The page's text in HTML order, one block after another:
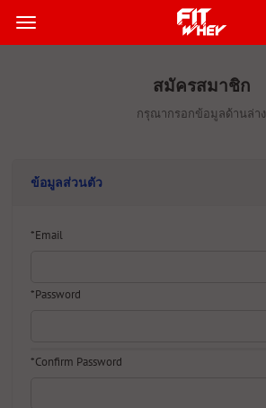
สมัครสมาชิก
กรุณากรอกข้อมูลด้านล่าง
ข้อมูลส่วนตัว
*Email
*Password
*Confirm Password